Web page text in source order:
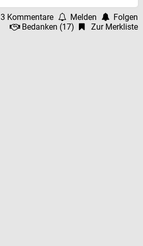
3 Kommentare Melden
Folgen
Bedanken (17) Zur Merkliste